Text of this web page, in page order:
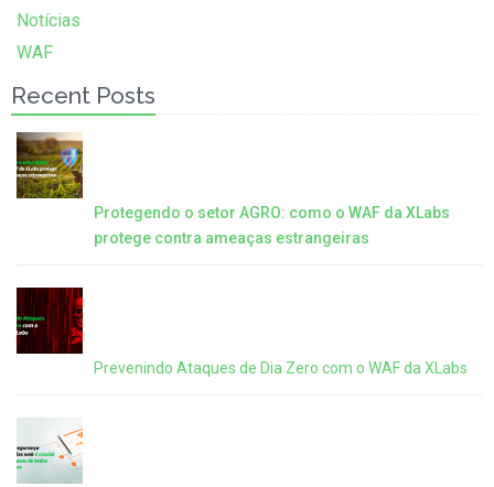
Notícias
WAF
Recent Posts
Protegendo o setor AGRO: como o WAF da XLabs
protege contra ameaças estrangeiras
Prevenindo Ataques de Dia Zero com o WAF da XLabs